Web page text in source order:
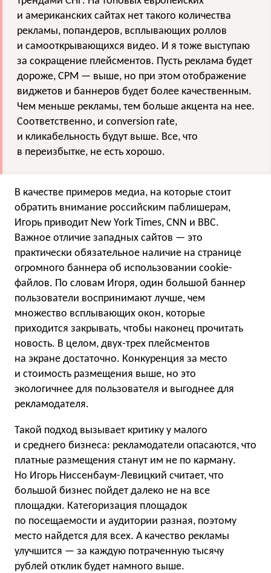
и американских сайтах нет такого количества
рекламы, попандеров, всплывающих роллов
и самооткрывающихся видео. И я тоже выступаю
за сокращение плейсментов. Пусть реклама будет
дороже, CPM — выше, но при этом отображение
виджетов и баннеров будет более качественным.
Чем меньше рекламы, тем больше акцента на нее.
Соответственно, и conversion rate,
и кликабельность будут выше. Все, что
в переизбытке, не есть хорошо.
В качестве примеров медиа, на которые стоит
обратить внимание российским паблишерам,
Игорь приводит New York Times, CNN и BBC.
Важное отличие западных сайтов — это
практически обязательное наличие на странице
огромного баннера об использовании cookie-
файлов. По словам Игоря, один большой баннер
пользователи воспринимают лучше, чем
множество всплывающих окон, которые
приходится закрывать, чтобы наконец прочитать
новость. В целом, двух-трех плейсментов
на экране достаточно. Конкуренция за место
и стоимость размещения выше, но это
экологичнее для пользователя и выгоднее для
рекламодателя.
Такой подход вызывает критику у малого
и среднего бизнеса: рекламодатели опасаются, что
платные размещения станут им не по карману.
Но Игорь Ниссенбаум-Левицкий считает, что
большой бизнес пойдет далеко не на все
площадки. Категоризация площадок
по посещаемости и аудитории разная, поэтому
место найдется для всех. А качество рекламы
улучшится — за каждую потраченную тысячу
рублей отклик будет намного выше.